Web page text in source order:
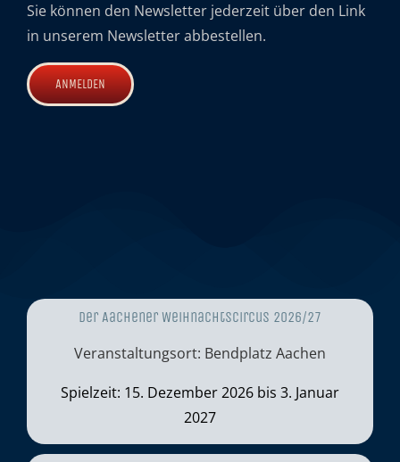
Sie können den Newsletter jederzeit über den Link
in unserem Newsletter abbestellen.
Der Aachener Weihnachtscircus 2026/27
Veranstaltungsort: Bendplatz Aachen
Spielzeit: 15. Dezember 2026 bis 3. Januar
2027